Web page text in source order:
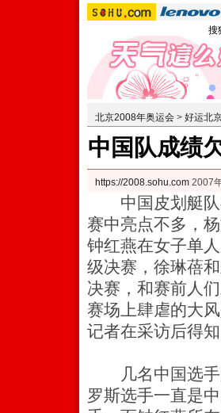
搜
北京2008年奥运会 > 好运北
中国队成绩
https://2008.sohu.com 2007
中国皮划艇队
赛中亮点不多，
钟红燕在女子单
级决赛，徐琳蓓
决赛，和赛前人
赛场上肆虐的大
记者在采访后得
几名中国选手
罗斯选手一直是